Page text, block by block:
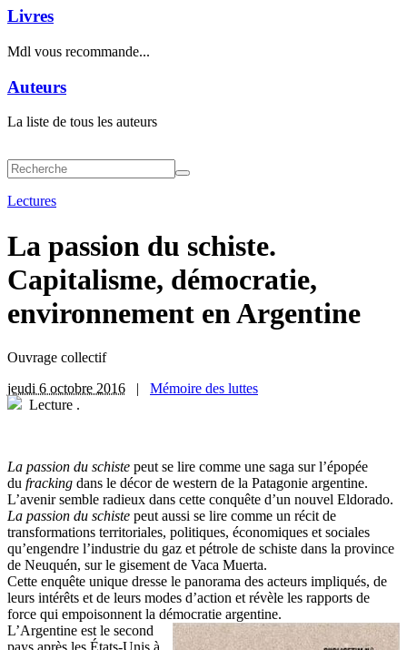
Livres
Mdl vous recommande...
Auteurs
La liste de tous les auteurs
Lectures
La passion du schiste.
Capitalisme, démocratie,
environnement en Argentine
Ouvrage collectif
jeudi 6 octobre 2016 | Mémoire des luttes
Lecture .
La passion du schiste peut se lire comme une saga sur l’épopée
du fracking dans le décor de western de la Patagonie argentine.
L’avenir semble radieux dans cette conquête d’un nouvel Eldorado.
La passion du schiste peut aussi se lire comme un récit de
transformations territoriales, politiques, économiques et sociales
qu’engendre l’industrie du gaz et pétrole de schiste dans la province
de Neuquén, sur le gisement de Vaca Muerta.
Cette enquête unique dresse le panorama des acteurs impliqués, de
leurs intérêts et de leurs modes d’action et révèle les rapports de
force qui empoisonnent la démocratie argentine.
L’Argentine est le second
pays après les États-Unis à